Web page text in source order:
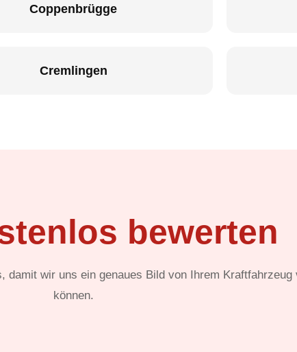
Coppenbrügge
Cremlingen
bewerten
damit wir uns ein genaues Bild von Ihrem Kraftfahrzeug
können.